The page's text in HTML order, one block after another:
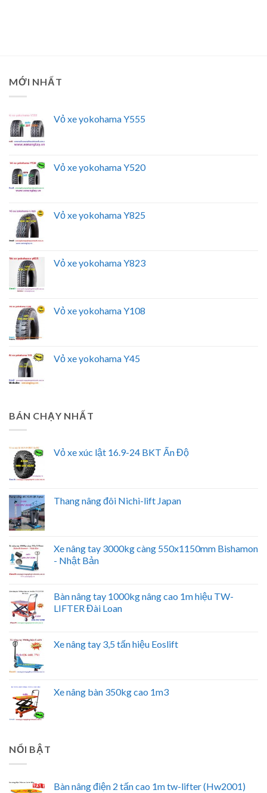
MỚI NHẤT
Vỏ xe yokohama Y555
Vỏ xe yokohama Y520
Vỏ xe yokohama Y825
Vỏ xe yokohama Y823
Vỏ xe yokohama Y108
Vỏ xe yokohama Y45
BÁN CHẠY NHẤT
Vỏ xe xúc lật 16.9-24 BKT Ấn Độ
Thang nâng đôi Nichi-lift Japan
Xe nâng tay 3000kg càng 550x1150mm Bishamon
- Nhật Bản
Bàn nâng tay 1000kg nâng cao 1m hiệu TW-
LIFTER Đài Loan
Xe nâng tay 3,5 tấn hiệu Eoslift
Xe nâng bàn 350kg cao 1m3
NỔI BẬT
Bàn nâng điện 2 tấn cao 1m tw-lifter (Hw2001)